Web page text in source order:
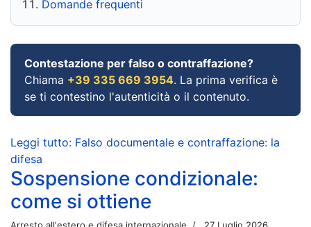
Domande frequenti
Contestazione per falso o contraffazione?
Chiama +39 335 669 3954. La prima verifica è
se ti contestino l'autenticità o il contenuto.
Leggi tutto: Falso documentale e contraffazione: la
difesa
Sospensione condizionale:
come si ottiene
Arresto all'estero e difesa internazionale 27 Luglio 2026